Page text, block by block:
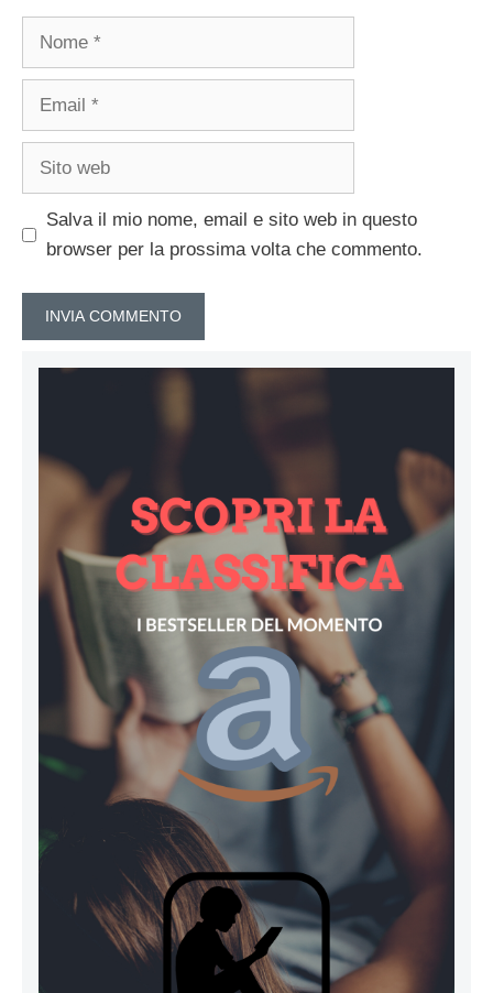
Nome
Email
Sito
Salva il mio nome, email e sito web in questo
browser per la prossima volta che commento.